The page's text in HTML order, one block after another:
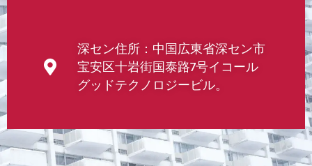
深セン住所：中国広東省深セン市
宝安区十岩街国泰路7号イコール
グッドテクノロジービル。